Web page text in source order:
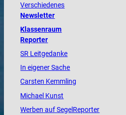
Verschiedenes
Newsletter
Klassenraum
Reporter
SR Leitgedanke
In eigener Sache
Carsten Kemmling
Michael Kunst
Werben auf SegelReporter